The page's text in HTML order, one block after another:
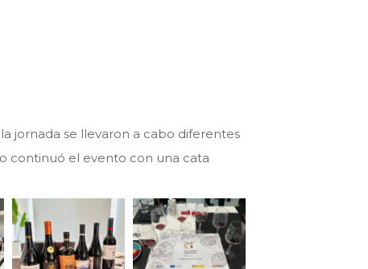
jornada se llevaron a cabo diferentes
continuó el evento con una cata